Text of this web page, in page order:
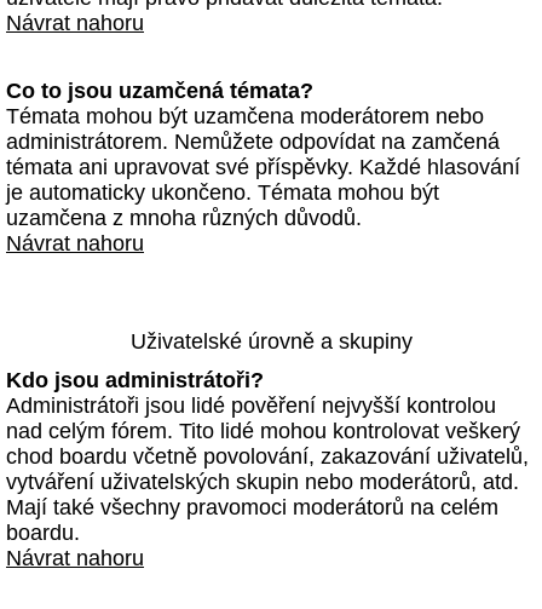
Návrat nahoru
Co to jsou uzamčená témata?
Témata mohou být uzamčena moderátorem nebo
administrátorem. Nemůžete odpovídat na zamčená
témata ani upravovat své příspěvky. Každé hlasování
je automaticky ukončeno. Témata mohou být
uzamčena z mnoha různých důvodů.
Návrat nahoru
Uživatelské úrovně a skupiny
Kdo jsou administrátoři?
Administrátoři jsou lidé pověření nejvyšší kontrolou
nad celým fórem. Tito lidé mohou kontrolovat veškerý
chod boardu včetně povolování, zakazování uživatelů,
vytváření uživatelských skupin nebo moderátorů, atd.
Mají také všechny pravomoci moderátorů na celém
boardu.
Návrat nahoru